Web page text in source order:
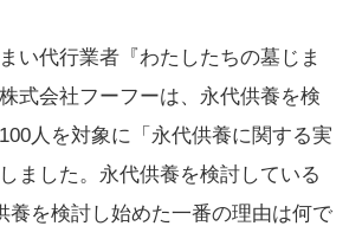
い代行業者『わたしたちの墓じま
式会社フーフーは、永代供養を検
人を対象に「永代供養に関する実
ました。永代供養を検討している
養を検討し始めた一番の理由は何で